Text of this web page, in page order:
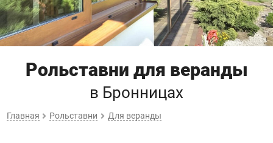
Рольставни для веранды
в Бронницах
Главная Рольставни Для веранды